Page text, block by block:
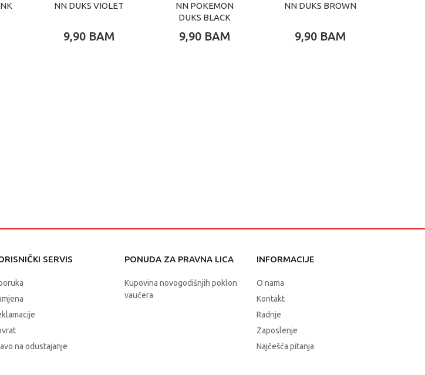
NN DUKS VIOLET
9,90 BAM
NN POKEMON
DUKS BLACK
9,90 BAM
NN DUKS BROWN
9,90 BAM
SERVIS
na odustajanje
PONUDA ZA PRAVNA LICA
Kupovina novogodišnjih poklon
vaučera
INFORMACIJE
O nama
Kontakt
Radnje
Zaposlenje
Najčešća pitanja